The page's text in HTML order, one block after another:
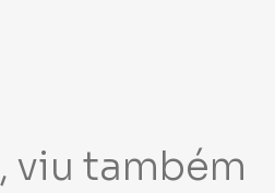
viu também